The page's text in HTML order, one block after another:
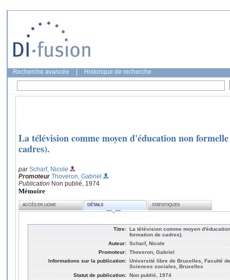
Recherche avancée Historique de recherche
La télévision comme moyen d'éducation non
cadres).
parScharf, Nicole
Promoteur Thoveron, Gabriel
Publication Non publié, 1974
Mémoire
ACCÈS EN LIGNE DÉTAILS STATISTIQUES
Titre: La télévision comme moyen
formation de cadres).
Auteur: Scharf, Nicole
Promoteur: Thoveron, Gabriel
Informations sur la publication: Université libre de Bruxelles, Faculté
Sciences sociales, Bruxelles
Statut de publication: Non publié, 1974